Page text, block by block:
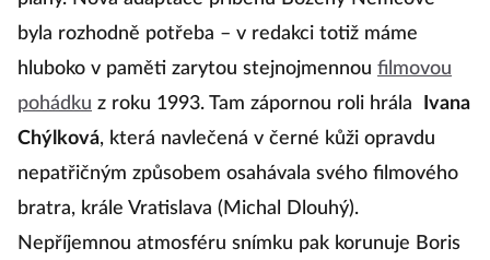
byla rozhodně potřeba – v redakci totiž máme
hluboko v paměti zarytou stejnojmennou filmovou
pohádku z roku 1993. Tam zápornou roli hrála
Ivana
Chýlková, která navlečená v černé kůži opravdu
nepatřičným způsobem osahávala svého filmového
bratra, krále Vratislava (Michal Dlouhý).
Nepříjemnou atmosféru snímku pak korunuje Boris